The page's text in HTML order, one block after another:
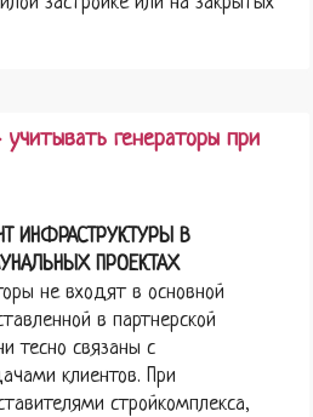
генераторы при
ИНФРАСТРУКТУРЫ В
ПРОЕКТАХ
не входят в основной
в партнерской
тесно связаны с
клиентов. При
стройкомплекса,